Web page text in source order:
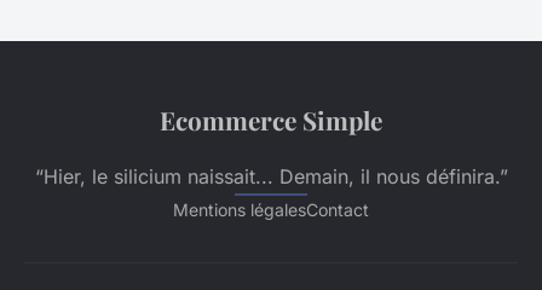
Ecommerce Simple
“Hier, le silicium naissait... Demain, il nous définira.”
Mentions légalesContact